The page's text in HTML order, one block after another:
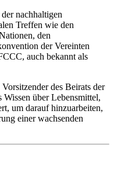
nachhaltigen
Treffen wie den
den
der Vereinten
auch bekannt als
des Beirats der
über Lebensmittel,
um darauf hinzuarbeiten,
einer wachsenden